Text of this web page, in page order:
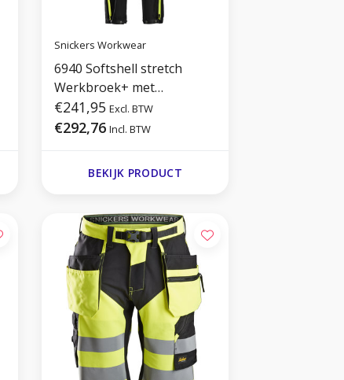
Snickers Workwear
6940 Softshell stretch
Werkbroek+ met
Holsterzakken
€241,95 Excl. BTW
€292,76 Incl. BTW
BEKIJK PRODUCT